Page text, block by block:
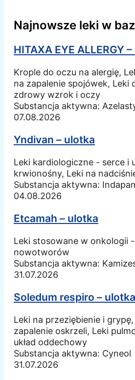
Najnowsze leki w
HITAXA EYE ALLERGY
Krople do oczu na alergię,
na zapalenie spojówek, Leki
zdrowy wzrok i oczy
Substancja aktywna:
07.08.2026
Yndivan – ulotka
Leki kardiologiczne - serce i
krwionośny, Leki na
Substancja aktywna:
04.08.2026
Etcamah – ulotka
Leki stosowane w onkologii
nowotworów
Substancja aktywna:
31.07.2026
Soledum respiro – ulotka
Leki na przeziębienie i
zapalenie oskrzeli, Leki
układ oddechowy
Substancja aktywna: Cyneol
31.07.2026